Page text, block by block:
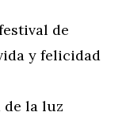
de
y felicidad
de la luz